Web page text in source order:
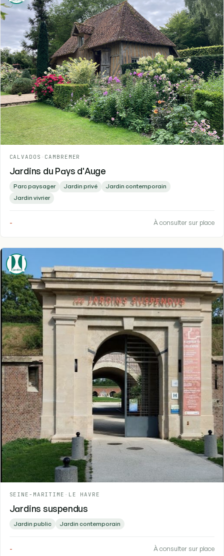
CALVADOS - CAMBREMER
Jardins du Pays d'Auge
Parc paysager Jardin privé
Jardin contemporain
Jardin vivrier
- À consulter sur place
SEINE-MARITIME - LE HAVRE
Jardins suspendus
Jardin public Jardin contemporain
- À consulter sur place